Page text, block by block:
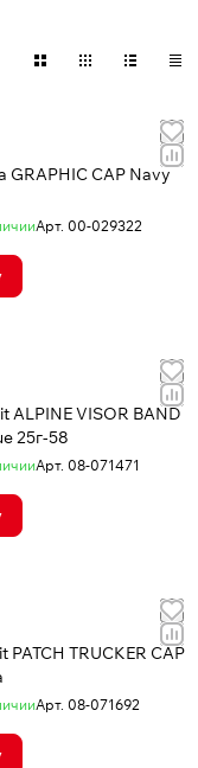
GRAPHIC CAP Navy
Арт. 00-029322
ALPINE VISOR BAND
25г-58
Арт. 08-071471
PATCH TRUCKER CAP
Арт. 08-071692